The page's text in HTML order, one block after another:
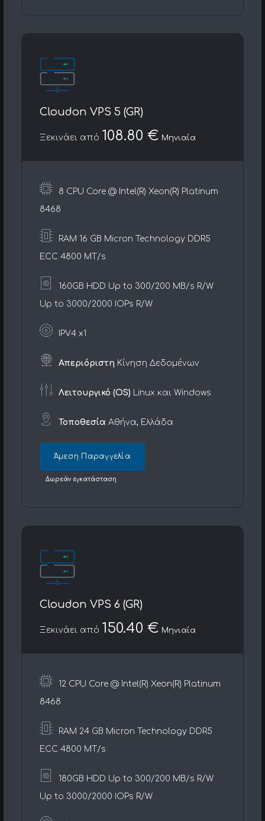
Cloudon VPS 5 (GR)
Ξεκινάει από 108.80 € Μηνιαία
8 CPU Core @ Intel(R) Xeon(R) Platinum
8468
RAM 16 GB Micron Technology DDR5
ECC 4800 MT/s
160GB HDD Up to 300/200 MB/s R/W
Up to 3000/2000 IOPs R/W
IPV4 x1
Απεριόριστη Κίνηση Δεδομένων
Λειτουργικό (OS) Linux και Windows
Τοποθεσία Αθήνα, Ελλάδα
Άμεση Παραγγελία
Δωρεάν εγκατάσταση
Cloudon VPS 6 (GR)
Ξεκινάει από 150.40 € Μηνιαία
12 CPU Core @ Intel(R) Xeon(R) Platinum
8468
RAM 24 GB Micron Technology DDR5
ECC 4800 MT/s
180GB HDD Up to 300/200 MB/s R/W
Up to 3000/2000 IOPs R/W